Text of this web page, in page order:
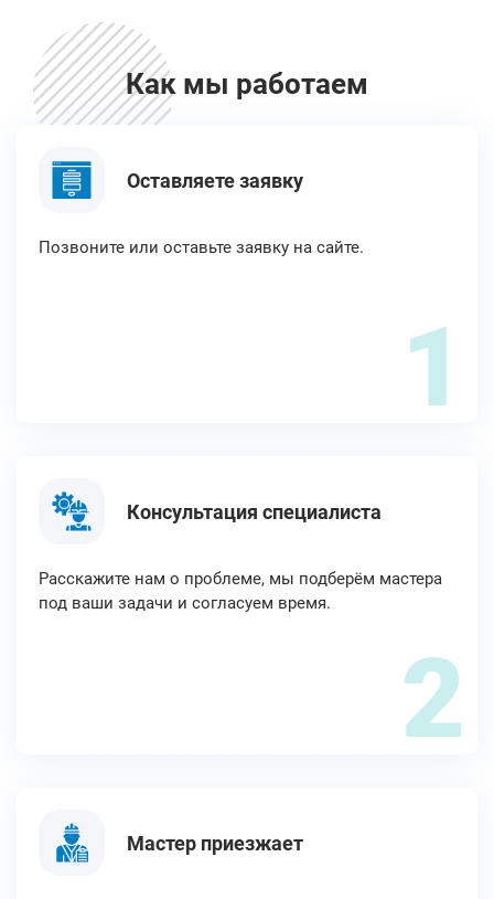
Как мы работаем
Оставляете заявку
Позвоните или оставьте заявку на сайте.
1
Консультация специалиста
Расскажите нам о проблеме, мы подберём мастера
под ваши задачи и согласуем время.
2
Мастер приезжает